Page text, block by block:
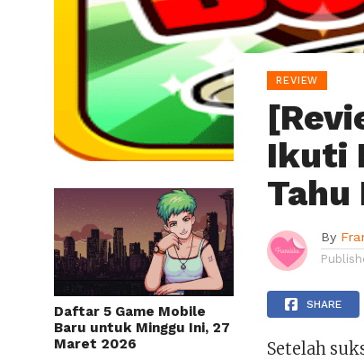
Daftar 5 Game Mobile
Baru untuk Minggu Ini, 27
Maret 2026
REVIEW
Ikuti
Tahu
By
SHARE
Setelah